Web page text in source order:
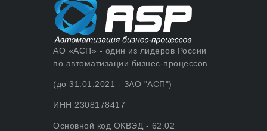
АО «АСП» - один из лидеров России
по автоматизации бизнес-процессов.
(до 31.01.2021 - ЗАО "АСП")
ИНН 2308178417
Основной код ОКВЭД - 62.02